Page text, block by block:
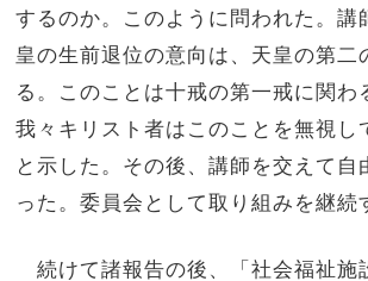
するのか。このように問われた。講
皇の生前退位の意向は、天皇の第二
る。このことは十戒の第一戒に関わ
我々キリスト者はこのことを無視し
と示した。その後、講師を交えて自
った。委員会として取り組みを継続
続けて諸報告の後、「社会福祉施